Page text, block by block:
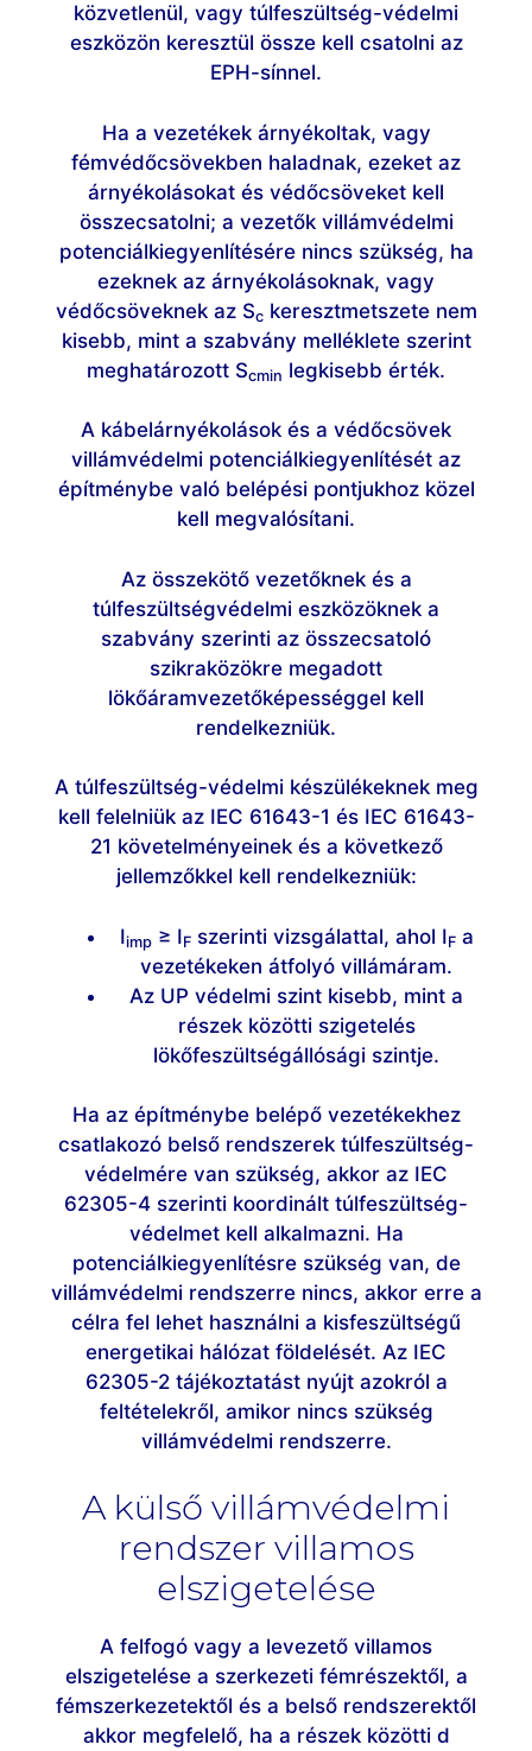
közvetlenül, vagy túlfeszültség-védelmi
eszközön keresztül össze kell csatolni az
EPH-sínnel.
Ha a vezetékek árnyékoltak, vagy
fémvédőcsövekben haladnak, ezeket az
árnyékolásokat és védőcsöveket kell
összecsatolni; a vezetők villámvédelmi
potenciálkiegyenlítésére nincs szükség, ha
ezeknek az árnyékolásoknak, vagy
védőcsöveknek az Sckeresztmetszete nem
kisebb, mint a szabvány melléklete szerint
meghatározott Scmin legkisebb érték.
A kábelárnyékolások és a védőcsövek
villámvédelmi potenciálkiegyenlítését az
építménybe való belépési pontjukhoz közel
kell megvalósítani.
Az összekötő vezetőknek és a
túlfeszültségvédelmi eszközöknek a
szabvány szerinti az összecsatoló
szikraközökre megadott
lökőáramvezetőképességgel kell
rendelkezniük.
A túlfeszültség-védelmi készülékeknek meg
kell felelniük az IEC 61643-1 és IEC 61643-
21 követelményeinek és a következő
jellemzőkkel kell rendelkezniük:
Iimp≥ IFszerinti vizsgálattal, ahol IFa
vezetékeken átfolyó villámáram.
Az UP védelmi szint kisebb, mint a
részek közötti szigetelés
lökőfeszültségállósági szintje.
Ha az építménybe belépő vezetékekhez
csatlakozó belső rendszerek túlfeszültség-
védelmére van szükség, akkor az IEC
62305-4 szerinti koordinált túlfeszültség-
védelmet kell alkalmazni. Ha
potenciálkiegyenlítésre szükség van, de
villámvédelmi rendszerre nincs, akkor erre a
célra fel lehet használni a kisfeszültségű
energetikai hálózat földelését. Az IEC
62305-2 tájékoztatást nyújt azokról a
feltételekről, amikor nincs szükség
villámvédelmi rendszerre.
A külső villámvédelmi
rendszer villamos
elszigetelése
A felfogó vagy a levezető villamos
elszigetelése a szerkezeti fémrészektől, a
fémszerkezetektől és a belső rendszerektől
akkor megfelelő, ha a részek közötti d